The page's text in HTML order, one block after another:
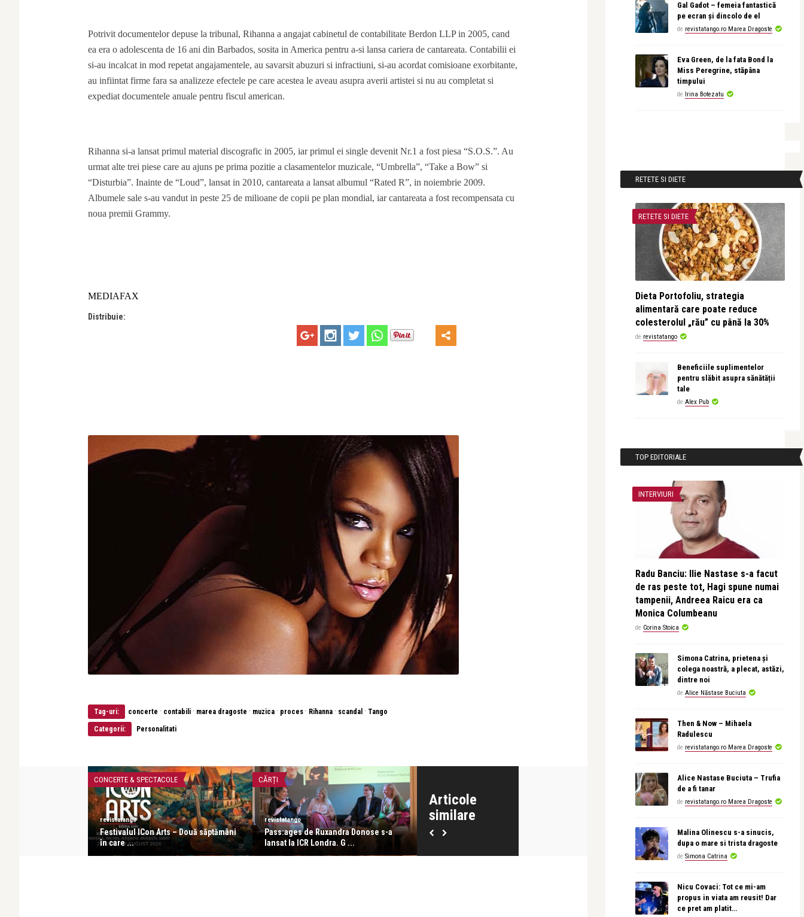
Potrivit documentelor depuse la tribunal, Rihanna a angajat cabinetul de contabilitate Berdon LLP in 2005, cand
ea era o adolescenta de 16 ani din Barbados, sosita in America pentru a-si lansa cariera de cantareata. Contabilii ei
si-au incalcat in mod repetat angajamentele, au savarsit abuzuri si infractiuni, si-au acordat comisioane exorbitante,
au infiintat firme fara sa analizeze efectele pe care acestea le aveau asupra averii artistei si nu au completat si
expediat documentele anuale pentru fiscul american.
Rihanna si-a lansat primul material discografic in 2005, iar primul ei single devenit Nr.1 a fost piesa “S.O.S.”. Au
urmat alte trei piese care au ajuns pe prima pozitie a clasamentelor muzicale, “Umbrella”, “Take a Bow” si
“Disturbia”. Inainte de “Loud”, lansat in 2010, cantareata a lansat albumul “Rated R”, in noiembrie 2009.
Albumele sale s-au vandut in peste 25 de milioane de copii pe plan mondial, iar cantareata a fost recompensata cu
noua premii Grammy.
MEDIAFAX
Distribuie:
Tag-uri: concerte · contabili · marea dragoste · muzica · proces · Rihanna · scandal · Tango
Categorii: Personalitati
Articole
similare
CONCERTE & SPECTACOLE
revistatango
Festivalul ICon Arts – Două săptămâni
în care ...
CĂRȚI
revistatango
Pass:ages de Ruxandra Donose s-a
lansat la ICR Londra. G ...
revistatango
Ediția a cincea Bucharest Opera
CONCERTE & SPECTACOLE CONCERTE &
Alexandra
am scris o
Gal Gadot – femeia fantastică
pe ecran și dincolo de el
de revistatango.ro Marea Dragoste
Eva Green, de la fata Bond la
Miss Peregrine, stăpâna
timpului
de Irina Botezatu
RETETE SI DIETE
RETETE SI DIETE
Dieta Portofoliu, strategia
alimentară care poate reduce
colesterolul „rău” cu până la 30%
de revistatango
Beneficiile suplimentelor
pentru slăbit asupra sănătății
tale
de Alex Pub
TOP EDITORIALE
INTERVIURI
Radu Banciu: Ilie Nastase s-a facut
de ras peste tot, Hagi spune numai
tampenii, Andreea Raicu era ca
Monica Columbeanu
de Corina Stoica
Simona Catrina, prietena și
colega noastră, a plecat, astăzi,
dintre noi
de Alice Năstase Buciuta
Then & Now – Mihaela
Radulescu
de revistatango.ro Marea Dragoste
Alice Nastase Buciuta – Trufia
de a fi tanar
de revistatango.ro Marea Dragoste
Malina Olinescu s-a sinucis,
dupa o mare si trista dragoste
de Simona Catrina
Nicu Covaci: Tot ce mi-am
propus in viata am reusit! Dar
ce pret am platit…